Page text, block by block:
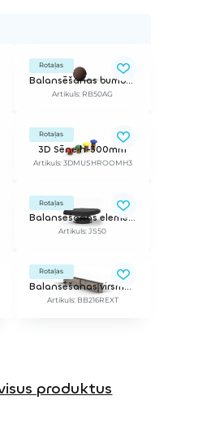
Rotaļas
Balansēšanas bumba priekš mākslīgā zāliena | ø 50 cm, noliecams. t.sk. iekļauts PETG montāžas gredzens
Artikuls: RB50AG
Rotaļas
3D Sēne h-300mm
Artikuls: 3DMUSHROOMH3
Rotaļas
Balansēšanas elements ar atsperi (gumijas segumam), ø 50 cm.
Artikuls: JS50
Rotaļas
Balansēšanas virsma taisna, pagarināta, blīvām virsmām un zālienam | Garums 216 cm
Artikuls: BB216REXT
produktus